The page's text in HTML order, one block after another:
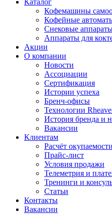
Кофемашины
Кофейные
Снековые
Аппараты для
Акции
О компании
Новости
Ассоциации
Сертификация
Истории успеха
Бренч-офисы
Технологии
История бренда и
Вакансии
Клиентам
Расчёт окупаемости
Прайс-лист
Условия продажи
Телеметрия и
Тренинги и
Статьи
Контакты
Вакансии